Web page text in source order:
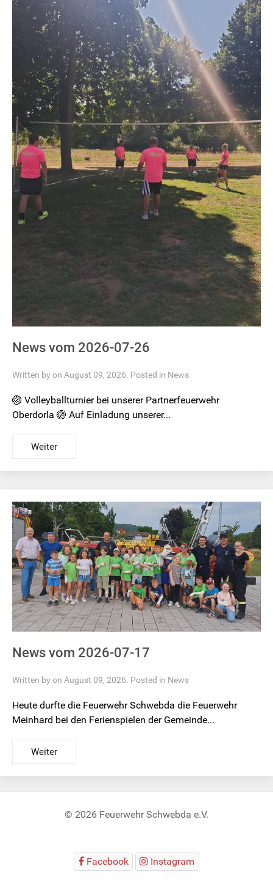
News vom 2026-07-26
Written by on August 09, 2026. Posted in News
🏐 Volleyballturnier bei unserer Partnerfeuerwehr
Oberdorla 🏐 Auf Einladung unserer...
Weiter
News vom 2026-07-17
Written by on August 09, 2026. Posted in News
Heute durfte die Feuerwehr Schwebda die Feuerwehr
Meinhard bei den Ferienspielen der Gemeinde...
Weiter
© 2026 Feuerwehr Schwebda e.V.
Facebook Instagram